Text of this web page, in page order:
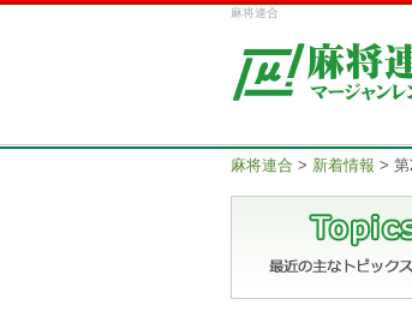
麻将連合
麻将連合 > 新着情報 >